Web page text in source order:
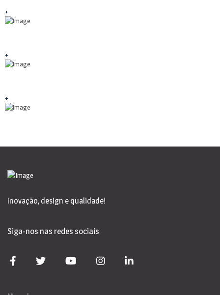
+
+
+
Inovação, design e qualidade!
Siga-nos nas redes sociais